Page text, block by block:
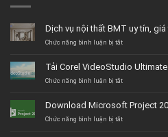
Dịch vụ nội thất BMT uy tín,
Chức năng bình luận bị tắtở
nội
thất
tín,
giá
Tải Corel VideoStudio
Chức năng bình luận bị tắtở
VideoStudio
Ultimate
Download Microsoft Project
Chức năng bình luận bị tắtở